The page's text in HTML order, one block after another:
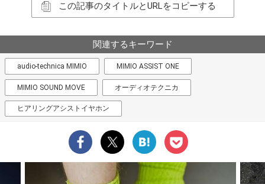
この記事のタイトルとURLをコピーする
関連するキーワード
audio-technica MIMIO MIMIO ASSIST ONE
MIMIO SOUND MOVE オーディオテクニカ
ヒアリングアシストイヤホン